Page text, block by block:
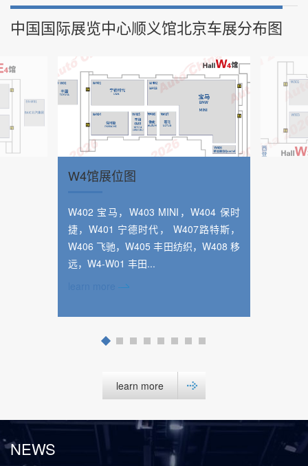
中国国际展览中心顺义馆北京车展分布图
W4馆展位图
W402 宝马，W403 MINI，W404 保时
捷，W401 宁德时代， W407路特斯，
W406 飞驰，W405 丰田纺织，W408 移
远，W4-W01 丰田...
learn more
NEWS